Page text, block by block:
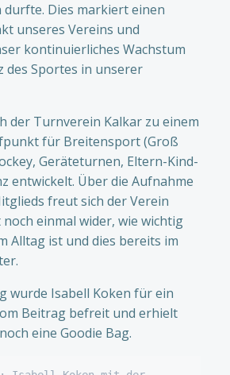
Dies markiert einen
unseres Vereins und
kontinuierliches Wachstum
des Sportes in unserer
der Turnverein Kalkar zu einem
für Breitensport (Groß
Geräteturnen, Eltern-Kind-
entwickelt. Über die Aufnahme
freut sich der Verein
noch einmal wider, wie wichtig
Alltag ist und dies bereits im
wurde Isabell Koken für ein
Beitrag befreit und erhielt
eine Goodie Bag.